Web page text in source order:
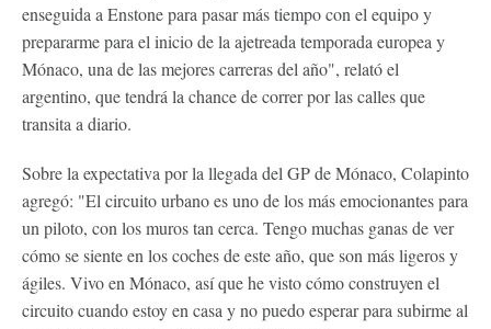
enseguida a Enstone para pasar más tiempo con el equipo y
prepararme para el inicio de la ajetreada temporada europea y
Mónaco, una de las mejores carreras del año", relató el
argentino, que tendrá la chance de correr por las calles que
transita a diario.
Sobre la expectativa por la llegada del GP de Mónaco, Colapinto
agregó: "El circuito urbano es uno de los más emocionantes para
un piloto, con los muros tan cerca. Tengo muchas ganas de ver
cómo se siente en los coches de este año, que son más ligeros y
ágiles. Vivo en Mónaco, así que he visto cómo construyen el
circuito cuando estoy en casa y no puedo esperar para subirme al